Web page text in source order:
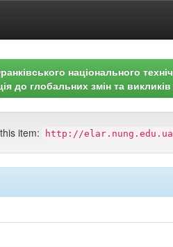
національного
до глобальних змін та викликів
item: http://elar.nung.edu.ua/